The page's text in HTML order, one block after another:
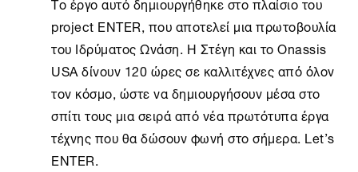
project ENTER, που αποτελεί μια πρωτοβουλία
του Ιδρύματος Ωνάση. H Στέγη και το Onassis
USA δίνουν 120 ώρες σε καλλιτέχνες από όλον
τον κόσμο, ώστε να δημιουργήσουν μέσα στο
σπίτι τους μια σειρά από νέα πρωτότυπα έργα
τέχνης που θα δώσουν φωνή στο σήμερα. Let’s
ENTER.